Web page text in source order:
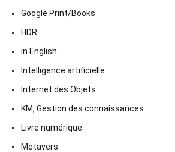
Google Print/Books
HDR
in English
Intelligence artificielle
Internet des Objets
KM, Gestion des connaissances
Livre numérique
Metavers